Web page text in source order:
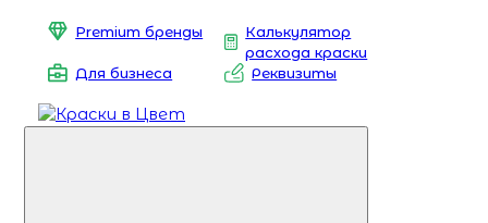
Premium бренды
Калькулятор
расхода краски
Для бизнеса
Реквизиты